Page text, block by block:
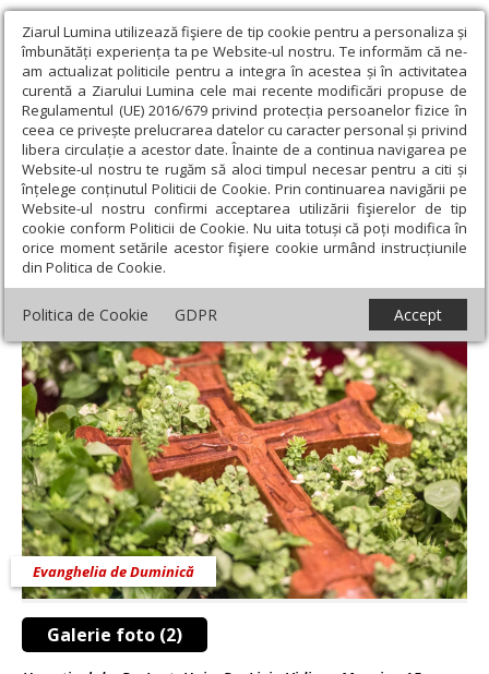
Ziarul Lumina utilizează fişiere de tip cookie pentru a personaliza și
îmbunătăți experiența ta pe Website-ul nostru. Te informăm că ne-
am actualizat politicile pentru a integra în acestea și în activitatea
curentă a Ziarului Lumina cele mai recente modificări propuse de
Regulamentul (UE) 2016/679 privind protecția persoanelor fizice în
ceea ce privește prelucrarea datelor cu caracter personal și privind
libera circulație a acestor date. Înainte de a continua navigarea pe
Website-ul nostru te rugăm să aloci timpul necesar pentru a citi și
înțelege conținutul Politicii de Cookie. Prin continuarea navigării pe
Website-ul nostru confirmi acceptarea utilizării fişierelor de tip
cookie conform Politicii de Cookie. Nu uita totuși că poți modifica în
orice moment setările acestor fişiere cookie urmând instrucțiunile
din Politica de Cookie.
Politica de Cookie GDPR Accept
Ziarul Lumina › Teologie și spiritualitate ›
Evanghelia de
Duminică › Viața în Hristos e garanția dobândirii veșniciei
Viața în Hristos e garanția dobândirii
veșniciei
Galerie foto (2)
Evanghelia de Duminică